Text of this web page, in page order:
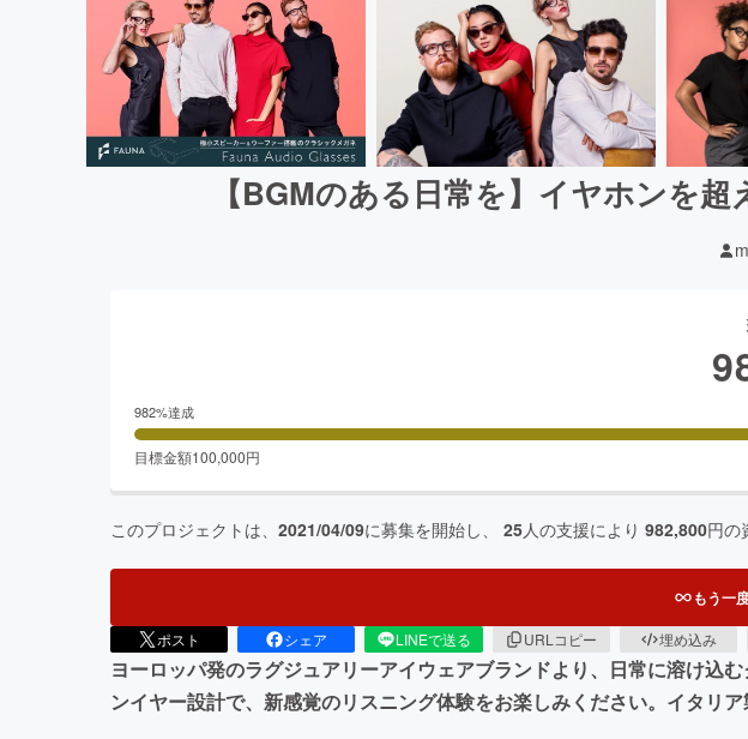
【BGMのある日常を】イヤホンを
982%達成
目標金額100,000円
このプロジェクトは、 2021/04/09に募集を開始し、 25人の支援により 982,800円の
もう一
ポスト シェア LINEで送る URLコピー 埋め込み
ヨーロッパ発のラグジュアリーアイウェアブランドより、日常に溶け込
ンイヤー設計で、新感覚のリスニング体験をお楽しみください。イタリ